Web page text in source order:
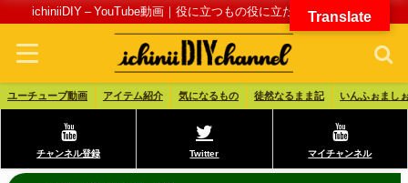
ichiniiDIY – YouTube動画｜役に立つもの役に立たないものブログ
ユーチューブ動画 アイテム紹介 気になるもの 徒然なるまま記 いんふぉまし
チャンネル登録 Twitter マイチャンネル
Translate